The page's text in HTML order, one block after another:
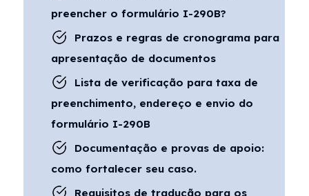
preencher o formulário I-290B?
Prazos e regras de cronograma para
apresentação de documentos
Lista de verificação para taxa de
preenchimento, endereço e envio do
formulário I-290B
Documentação e provas de apoio:
como fortalecer seu caso.
Requisitos de tradução para os